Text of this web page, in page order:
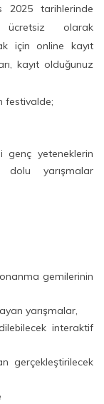
2025 tarihlerinde
ücretsiz olarak
için online kayıt
kayıt olduğunuz
festivalde;
genç yeteneklerin
dolu yarışmalar
gemilerinin
yarışmalar,
interaktif
gerçekleştirilecek